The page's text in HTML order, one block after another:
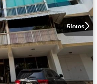
5fotos